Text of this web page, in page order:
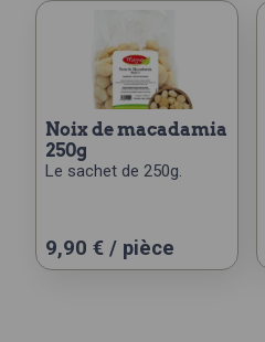
noix de macadamia
250g
Le sachet de 250g.
9,90 € / pièce